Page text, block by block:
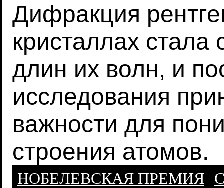
Дифракция
кристаллах
длин их волн, и
исследования
важности для
строения атомов.
НОБЕЛЕВСКАЯ ПРЕМИЯ